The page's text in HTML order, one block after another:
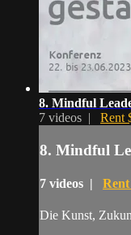
8. Mindful
7 videos | Rent
8. Mindful
7 videos | Rent
Die Kunst,